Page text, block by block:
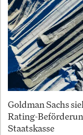
Goldman Sachs
Rating-
Staatskasse